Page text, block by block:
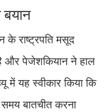
राष्ट्रपति मसूद
और पेजेशकियान ने हाल
में यह स्वीकार किया कि
बातचीत करना